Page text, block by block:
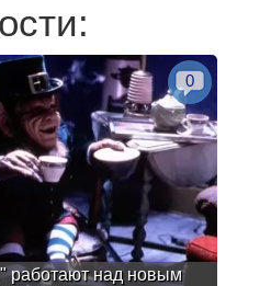
работают над новым
0